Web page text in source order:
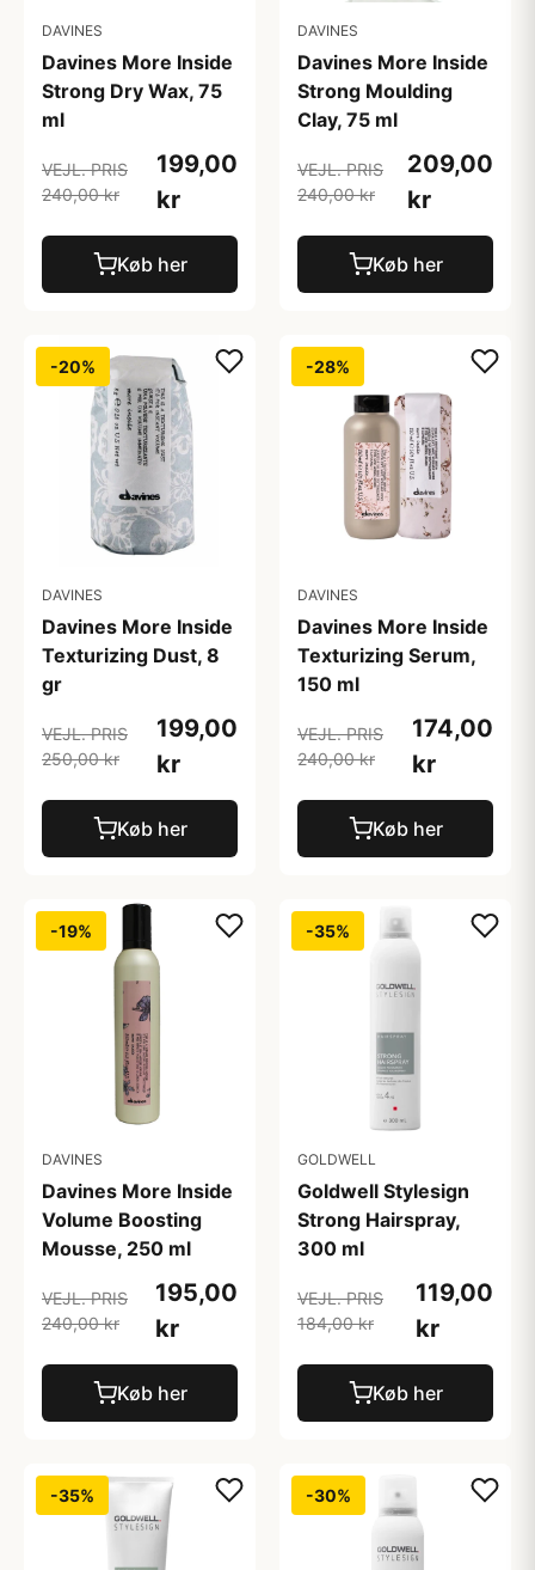
DAVINES
Davines More Inside
Strong Dry Wax, 75
ml
VEJL. PRIS
240,00 kr
199,00
kr
Køb her
DAVINES
Davines More Inside
Strong Moulding
Clay, 75 ml
VEJL. PRIS
240,00 kr
209,00
kr
Køb her
-20%
DAVINES
Davines More Inside
Texturizing Dust, 8
gr
VEJL. PRIS
250,00 kr
199,00
kr
Køb her
-28%
DAVINES
Davines More Inside
Texturizing Serum,
150 ml
VEJL. PRIS
240,00 kr
174,00
kr
Køb her
-19%
DAVINES
Davines More Inside
Volume Boosting
Mousse, 250 ml
VEJL. PRIS
240,00 kr
195,00
kr
Køb her
-35%
GOLDWELL
Goldwell Stylesign
Strong Hairspray,
300 ml
VEJL. PRIS
184,00 kr
119,00
kr
Køb her
-35% -30%